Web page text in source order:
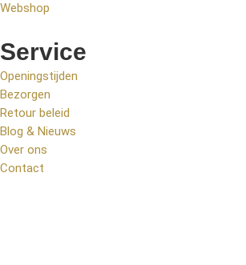
Webshop
Service
Openingstijden
Bezorgen
Retour beleid
Blog & Nieuws
Over ons
Contact